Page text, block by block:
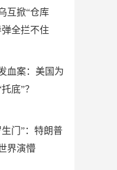
互掀“仓库
弹全拦不住
血案：美国为
底”？
门”：特朗普
界演懵